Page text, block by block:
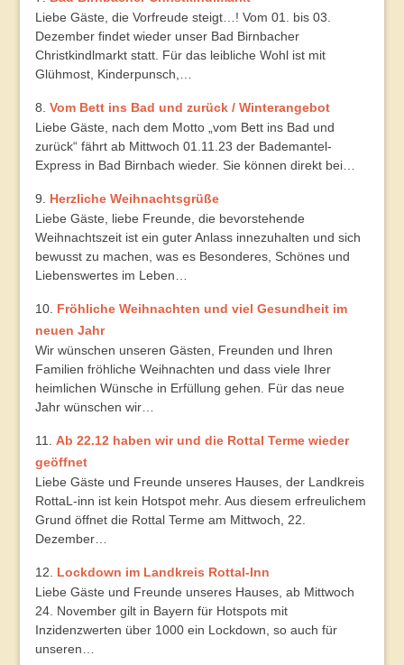
Liebe Gäste, die Vorfreude steigt…! Vom 01. bis 03.
Dezember findet wieder unser Bad Birnbacher
Christkindlmarkt statt. Für das leibliche Wohl ist mit
Glühmost, Kinderpunsch,…
Vom Bett ins Bad und zurück / Winterangebot
Liebe Gäste, nach dem Motto „vom Bett ins Bad und
zurück“ fährt ab Mittwoch 01.11.23 der Bademantel-
Express in Bad Birnbach wieder. Sie können direkt bei…
Herzliche Weihnachtsgrüße
Liebe Gäste, liebe Freunde, die bevorstehende
Weihnachtszeit ist ein guter Anlass innezuhalten und sich
bewusst zu machen, was es Besonderes, Schönes und
Liebenswertes im Leben…
Fröhliche Weihnachten und viel Gesundheit im
neuen Jahr
Wir wünschen unseren Gästen, Freunden und Ihren
Familien fröhliche Weihnachten und dass viele Ihrer
heimlichen Wünsche in Erfüllung gehen. Für das neue
Jahr wünschen wir…
Ab 22.12 haben wir und die Rottal Terme wieder
geöffnet
Liebe Gäste und Freunde unseres Hauses, der Landkreis
RottaL-inn ist kein Hotspot mehr. Aus diesem erfreulichem
Grund öffnet die Rottal Terme am Mittwoch, 22.
Dezember…
Lockdown im Landkreis Rottal-Inn
Liebe Gäste und Freunde unseres Hauses, ab Mittwoch
24. November gilt in Bayern für Hotspots mit
Inzidenzwerten über 1000 ein Lockdown, so auch für
unseren…